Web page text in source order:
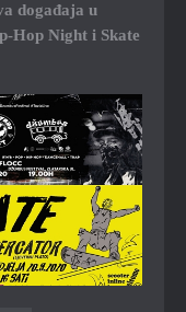
događaja u
Hop Night i Skate